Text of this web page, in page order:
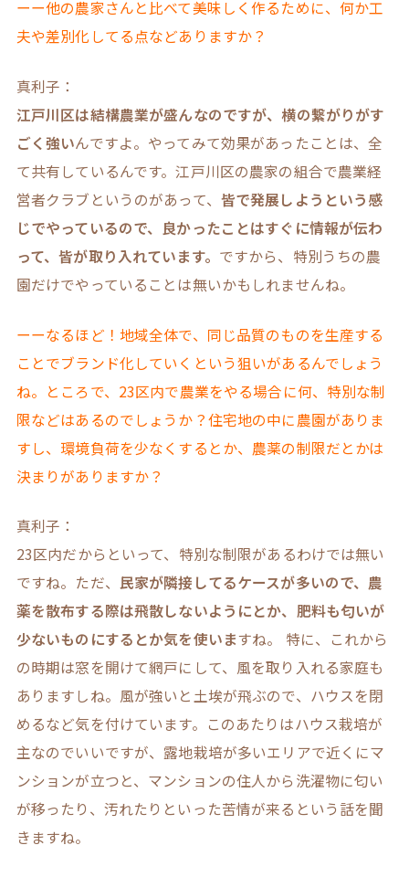
ーー他の農家さんと比べて美味しく作るために、何か工
夫や差別化してる点などありますか？
真利子：
江戸川区は結構農業が盛んなのですが、横の繋がりがす
ごく強いんですよ。やってみて効果があったことは、全
て共有しているんです。江戸川区の農家の組合で農業経
営者クラブというのがあって、 皆で発展しようという感
じでやっているので、良かったことはすぐに情報が伝わ
って、皆が取り入れています。 ですから、特別うちの農
園だけでやっていることは無いかもしれませんね。
ーーなるほど！地域全体で、同じ品質のものを生産する
ことでブランド化していくという狙いがあるんでしょう
ね。ところで、23区内で農業をやる場合に何、特別な制
限などはあるのでしょうか？住宅地の中に農園がありま
すし、環境負荷を少なくするとか、農薬の制限だとかは
決まりがありますか？
真利子：
23区内だからといって、特別な制限があるわけでは無い
ですね。ただ、 民家が隣接してるケースが多いので、農
薬を散布する際は飛散しないようにとか、肥料も匂いが
少ないものにするとか気を使いますね。 特に、これから
の時期は窓を開けて網戸にして、風を取り入れる家庭も
ありますしね。風が強いと土埃が飛ぶので、ハウスを閉
めるなど気を付けています。このあたりはハウス栽培が
主なのでいいですが、露地栽培が多いエリアで近くにマ
ンションが立つと、マンションの住人から洗濯物に匂い
が移ったり、汚れたりといった苦情が来るという話を聞
きますね。